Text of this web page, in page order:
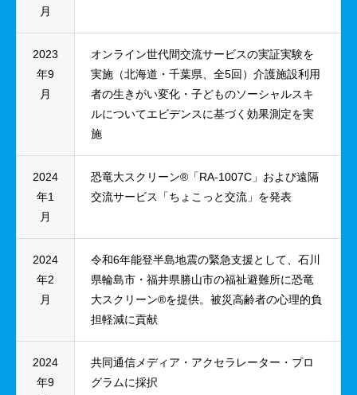
月
2023
年9
月
オンライン世代間交流サービスの実証実験を
実施（北海道・千葉県、全5回）介護施設利用
者の生きがい変化・子どものソーシャルスキ
ルについてエビデンスに基づく効果測定を実
施
2024
年1
月
恐竜大スクリーン®「RA-1007C」および遠隔
交流サービス「ちょこっと交流」を発表
2024
年2
月
令和6年能登半島地震の緊急支援として、石川
県輪島市・福井県勝山市の福祉避難所に恐竜
大スクリーン®を提供。被災高齢者の心理的負
担軽減に貢献
2024
年9
共同通信メディア・アクセラレーター・プロ
グラムに採択